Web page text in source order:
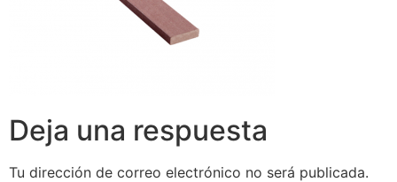
Deja una respuesta
Tu dirección de correo electrónico no será publicada.